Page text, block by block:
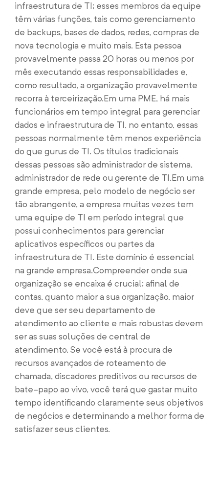
infraestrutura de TI; esses membros da equipe
têm várias funções, tais como gerenciamento
de backups, bases de dados, redes, compras de
nova tecnologia e muito mais. Esta pessoa
provavelmente passa 20 horas ou menos por
mês executando essas responsabilidades e,
como resultado, a organização provavelmente
recorra à terceirização.Em uma PME, há mais
funcionários em tempo integral para gerenciar
dados e infraestrutura de TI, no entanto, essas
pessoas normalmente têm menos experiência
do que gurus de TI. Os títulos tradicionais
dessas pessoas são administrador de sistema,
administrador de rede ou gerente de TI.Em uma
grande empresa, pelo modelo de negócio ser
tão abrangente, a empresa muitas vezes tem
uma equipe de TI em período integral que
possui conhecimentos para gerenciar
aplicativos específicos ou partes da
infraestrutura de TI. Este domínio é essencial
na grande empresa.Compreender onde sua
organização se encaixa é crucial; afinal de
contas, quanto maior a sua organização, maior
deve que ser seu departamento de
atendimento ao cliente e mais robustas devem
ser as suas soluções de central de
atendimento. Se você está à procura de
recursos avançados de roteamento de
chamada, discadores preditivos ou recursos de
bate-papo ao vivo, você terá que gastar muito
tempo identificando claramente seus objetivos
de negócios e determinando a melhor forma de
satisfazer seus clientes.